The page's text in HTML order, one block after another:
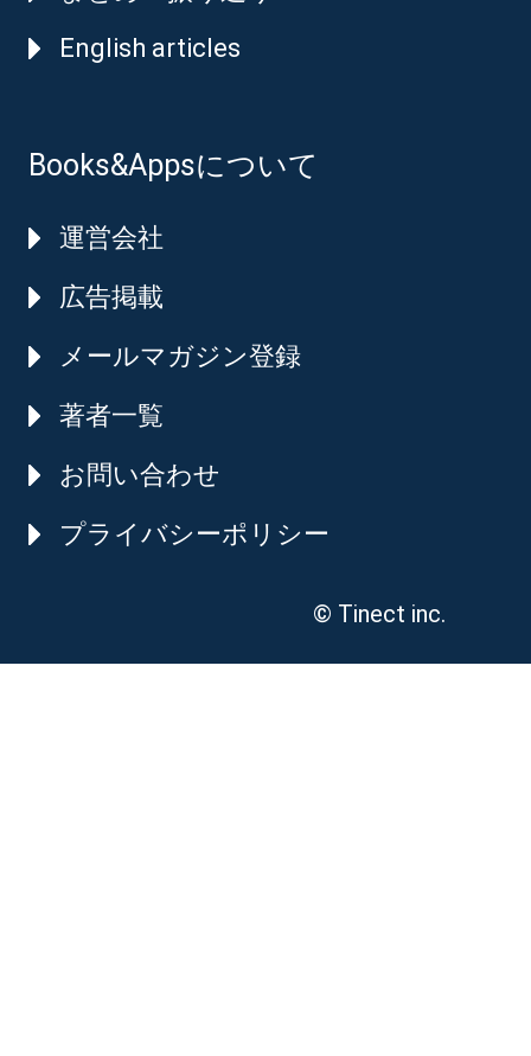
English articles
Books&Appsについて
運営会社
広告掲載
メールマガジン登録
著者一覧
お問い合わせ
プライバシーポリシー
© Tinect inc.